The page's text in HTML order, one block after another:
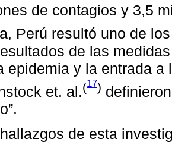
de contagios y 3,5
Perú resultó uno de
de las
epidemia y la entrada
et. al.(17)
de esta